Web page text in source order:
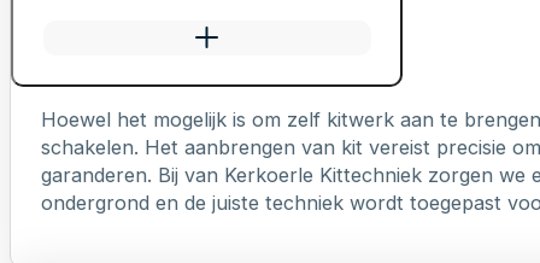
Hoewel het mogelijk is om zelf kitwerk aan te
schakelen. Het aanbrengen van kit vereist precisie
garanderen. Bij van Kerkoerle Kittechniek zorgen
ondergrond en de juiste techniek wordt toegepast